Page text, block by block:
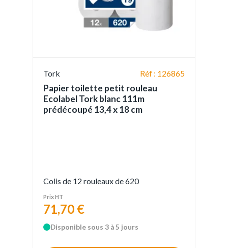
Tork Réf : 126865
Papier toilette petit rouleau
Ecolabel Tork blanc 111m
prédécoupé 13,4 x 18 cm
Colis de 12 rouleaux de 620
Prix HT
71,70 €
Disponible sous 3 à 5 jours